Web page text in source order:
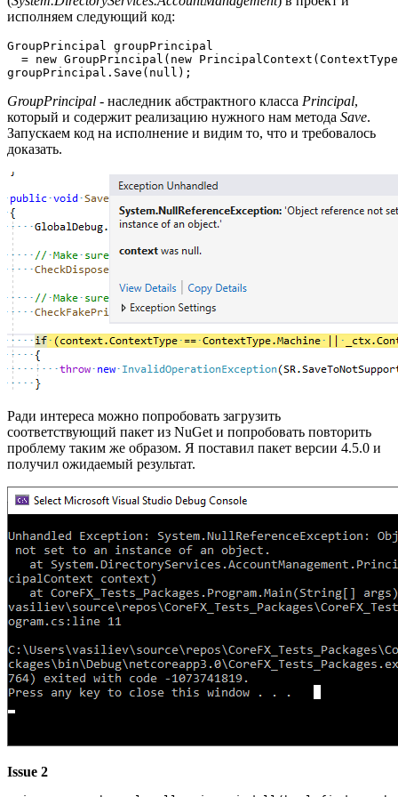
исполняем следующий код:
GroupPrincipal groupPrincipal
= new GroupPrincipal(new
groupPrincipal.Save(null);
GroupPrincipal - наследник абстрактного класса Principal,
который и содержит реализацию нужного нам метода Save.
Запускаем код на исполнение и видим то, что и требовалось
доказать.
Ради интереса можно попробовать загрузить
соответствующий пакет из NuGet и попробовать повторить
проблему таким же образом. Я поставил пакет версии 4.5.0 и
получил ожидаемый результат.
Issue 2